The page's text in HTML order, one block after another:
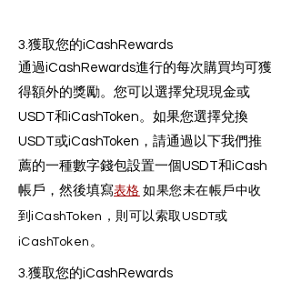
3.獲取您的iCashRewards
通過iCashRewards進行的每次購買均可獲
得額外的獎勵。您可以選擇兌現現金或
USDT和iCashToken。如果您選擇兌換
USDT或iCashToken，請通過以下我們推
薦的一種數字錢包設置一個USDT和iCash
帳戶，然後填寫表格 如果您未在帳戶中收
到iCashToken，則可以索取USDT或
iCashToken。
3.獲取您的iCashRewards